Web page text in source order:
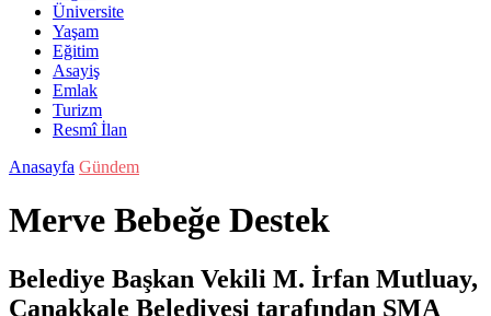
Üniversite
Yaşam
Eğitim
Asayiş
Emlak
Turizm
Resmî İlan
Anasayfa Gündem
Merve Bebeğe Destek
Belediye Başkan Vekili M. İrfan Mutluay,
Çanakkale Belediyesi tarafından SMA